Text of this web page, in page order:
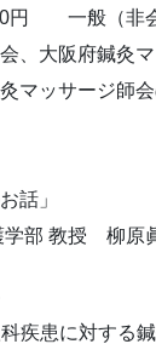
円 一般（非
、大阪府鍼灸
マッサージ師
話」
部 教授 柳原
疾患に対する